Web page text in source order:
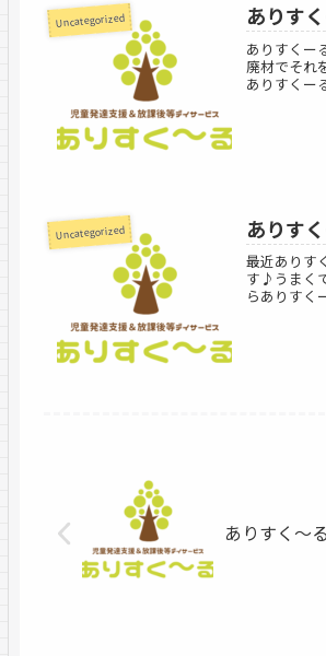
Uncategorized ありす
ありすくー
廃材でそれ
ありすくー
Uncategorized ありす
最近ありす
す♪うまく
らありす
ありすく〜